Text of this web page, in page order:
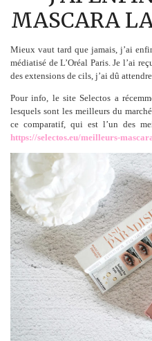
MASCARA
Mieux vaut tard que jamais, j’ai
médiatisé de L’Oréal Paris. Je l’ai
des extensions de cils, j’ai dû
Pour info, le site Selectos a
lesquels sont les meilleurs du
ce comparatif, qui est l’un des
https://selectos.eu/meilleurs-